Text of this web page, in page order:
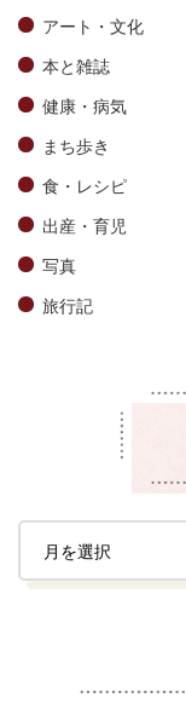
アート・文化
本と雑誌
健康・病気
まち歩き
食・レシピ
出産・育児
写真
旅行記